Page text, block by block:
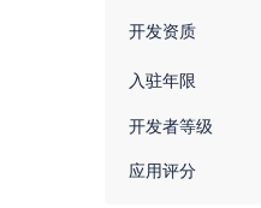
开发资质
入驻年限
开发者等级
应用评分